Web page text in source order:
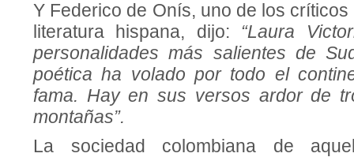
Y Federico de Onís, uno de los
literatura hispana, dijo: “Laura
personalidades más salientes de
poética ha volado por todo el
fama. Hay en sus versos ardor de
montañas”.
La sociedad colombiana de